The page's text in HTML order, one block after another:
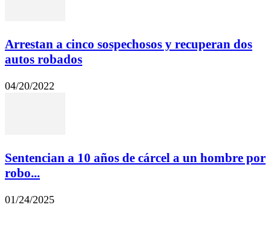
Arrestan a cinco sospechosos y recuperan dos
autos robados
04/20/2022
Sentencian a 10 años de cárcel a un hombre por
robo...
01/24/2025